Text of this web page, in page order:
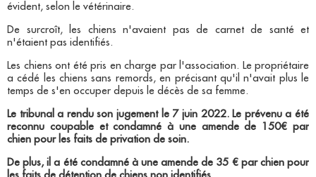
évident, selon le vétérinaire.
De surcroît, les chiens n'avaient pas de carnet de santé et
n'étaient pas identifiés.
Les chiens ont été pris en charge par l'association. Le propriétaire
a cédé les chiens sans remords, en précisant qu'il n'avait plus le
temps de s'en occuper depuis le décès de sa femme.
Le tribunal a rendu son jugement le 7 juin 2022. Le prévenu a été
reconnu coupable et condamné à une amende de 150€ par
chien pour les faits de privation de soin.
De plus, il a été condamné à une amende de 35 € par chien pour